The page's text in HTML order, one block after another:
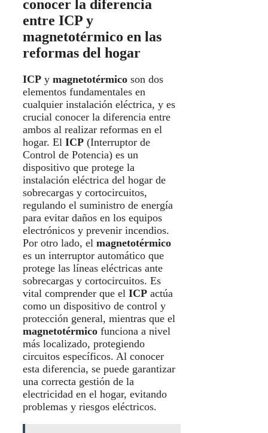
conocer la diferencia
entre ICP y
magnetotérmico en las
reformas del hogar
ICP y magnetotérmico son dos
elementos fundamentales en
cualquier instalación eléctrica, y es
crucial conocer la diferencia entre
ambos al realizar reformas en el
hogar. El ICP (Interruptor de
Control de Potencia) es un
dispositivo que protege la
instalación eléctrica del hogar de
sobrecargas y cortocircuitos,
regulando el suministro de energía
para evitar daños en los equipos
electrónicos y prevenir incendios.
Por otro lado, el magnetotérmico
es un interruptor automático que
protege las líneas eléctricas ante
sobrecargas y cortocircuitos. Es
vital comprender que el ICP actúa
como un dispositivo de control y
protección general, mientras que el
magnetotérmico funciona a nivel
más localizado, protegiendo
circuitos específicos. Al conocer
esta diferencia, se puede garantizar
una correcta gestión de la
electricidad en el hogar, evitando
problemas y riesgos eléctricos.